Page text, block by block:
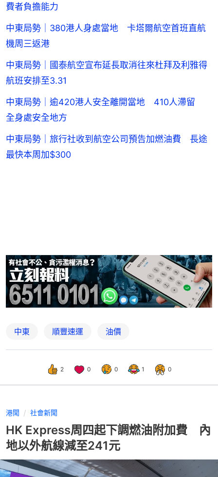
費者負擔能力
中東局勢｜380港人身處當地 卡塔爾航空首班直航
機周三返港
中東局勢｜國泰航空宣布延長取消往來杜拜及利雅得
航班安排至3.31
中東局勢｜逾420港人安全離開當地 410人滯留
全身處安全地方
中東局勢｜旅行社收到航空公司預告加燃油費 長途
最快本周加$300
中東 順豐速運 油價
2 0 0 1 0
港聞 社會新聞
HK Express周四起下調燃油附加費 內
地以外航線減至241元